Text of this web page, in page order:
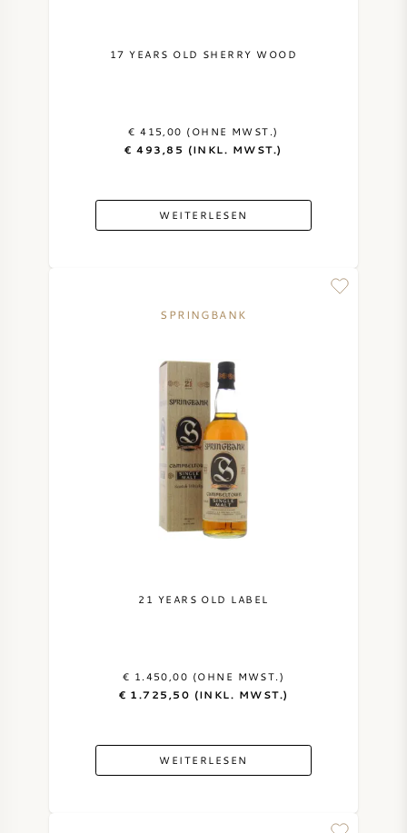
17 YEARS OLD SHERRY WOOD
€ 415,00 (OHNE MWST.)
€ 493,85 (INKL. MWST.)
WEITERLESEN
SPRINGBANK
21 YEARS OLD LABEL
€ 1.450,00 (OHNE MWST.)
€ 1.725,50 (INKL. MWST.)
WEITERLESEN